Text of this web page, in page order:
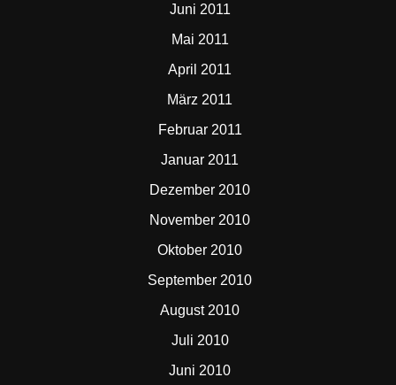
Juni 2011
Mai 2011
April 2011
März 2011
Februar 2011
Januar 2011
Dezember 2010
November 2010
Oktober 2010
September 2010
August 2010
Juli 2010
Juni 2010